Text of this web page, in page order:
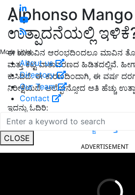
More Links
About us
Directory
Our Team
Contact
CLOSE
Alphonso Mango
ಉತ್ಪಾದನೆಯಲ್ಲಿ
ಈ ಋತುವಿನ ಆರಂಭದಿಂದಲೂ ಮಾವಿನ
ಮತ್ತು ಕೆಟ್ಟ ವಾತಾವರಣದ ಹಿಡಿತದಲ್ಲಿವೆ.
ಕುಸಿದಿದೆ. ಈ ಕಾರಣದಿಂದಾಗಿ, ಈ ವರ್ಷ
ನಿರೀಕ್ಷೆಯಿದೆ. ಅಲ್ಫೋನ್ಸೋದ ಅತಿ ಹೆಚ್ಚು
ಇದನ್ನು ಓದಿರಿ:
Butter milk ‍& Curd: ಮಜ್ಜಿಗೆ ಮತ್ತು
ADVERTISEMENT